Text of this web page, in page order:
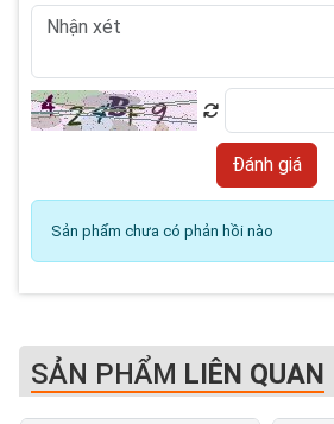
Sản phẩm chưa có phản hồi nào
SẢN PHẨM LIÊN QUAN